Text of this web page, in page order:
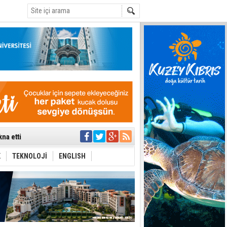
etti
toplantıya
aday
ilerleme
etmiyor
hesabı
TEKNOLOJİ ENGLISH